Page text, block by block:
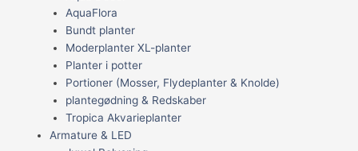
AquaFlora
Bundt planter
Moderplanter XL-planter
Planter i potter
Portioner (Mosser, Flydeplanter & Knolde)
plantegødning & Redskaber
Tropica Akvarieplanter
Armature & LED